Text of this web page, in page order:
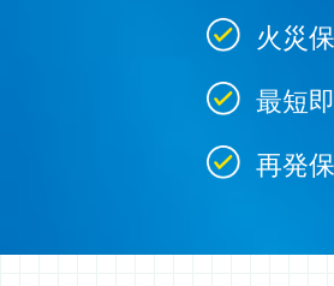
火災
最短
再発